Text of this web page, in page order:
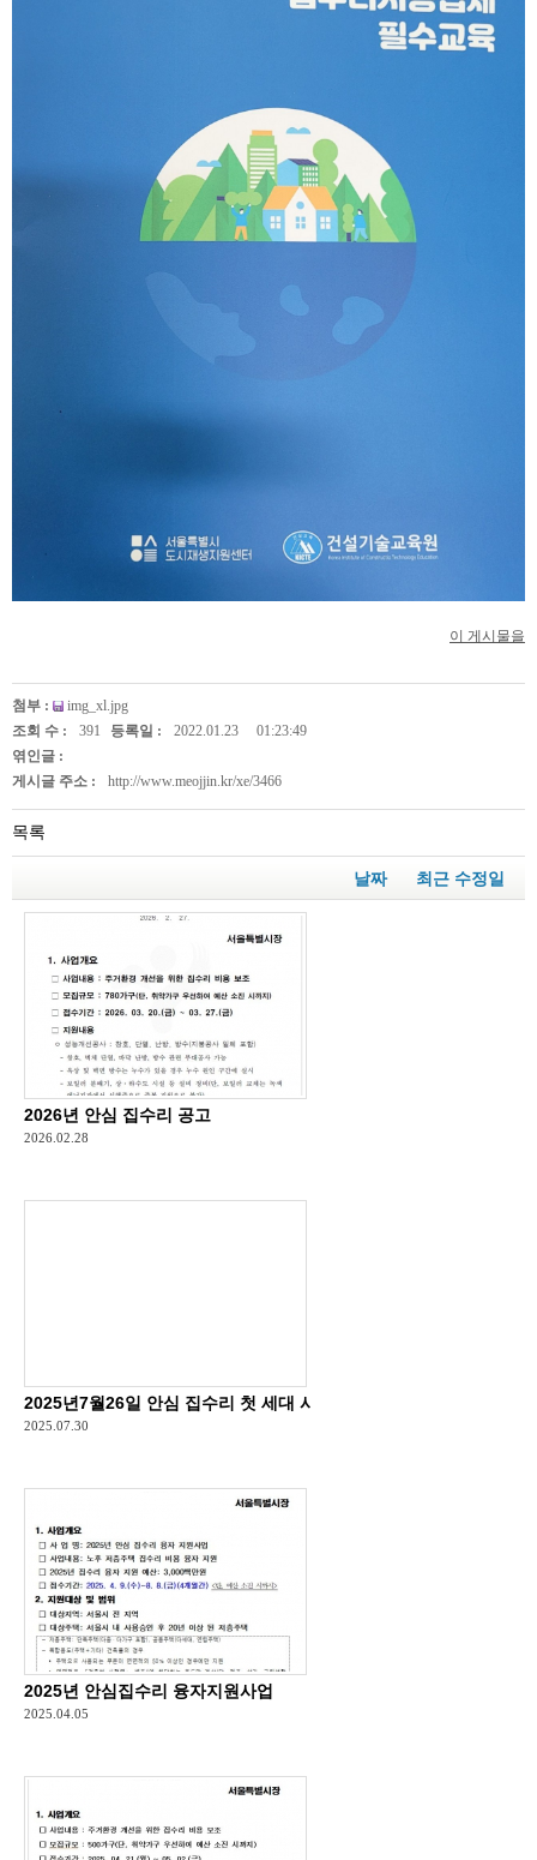
이 게시물을
첨부 :
img_xl.jpg
조회 수 :
391 등록일 : 2022.01.23
01:23:49
엮인글 :
게시글 주소 :
http://www.meojjin.kr/xe/3466
목록
날짜 최근 수정일
2026년 안심 집수리 공고
2026.02.28
2025년7월26일 안심 집수리 첫 세대 시공 완료
2025.07.30
2025년 안심집수리 융자지원사업
2025.04.05